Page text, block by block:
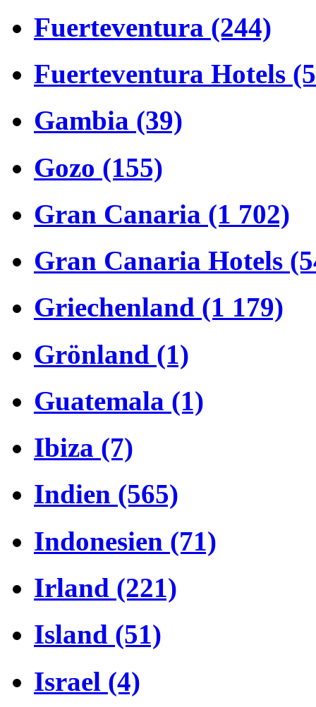
Fuerteventura (244)
Fuerteventura Hotels
Gambia (39)
Gozo (155)
Gran Canaria (1 702)
Gran Canaria Hotels
Griechenland (1 179)
Grönland (1)
Guatemala (1)
Ibiza (7)
Indien (565)
Indonesien (71)
Irland (221)
Island (51)
Israel (4)